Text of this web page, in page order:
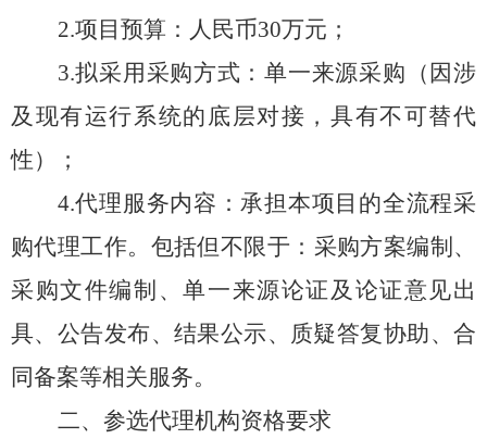
2.项目预算：人民币30万元 ；
3.拟采用采购方式：单一来源采购（因涉
及现有运行系统的底层对接，具有不可替代
性）
；
4.代理服务内容：承担本项目的全流程采
购代理工作。包括但不限于： 采购方案编制、
采购文件编制、单一来源论证及论证意见出
具、 公告发布、结果公示、质疑答复协助、合
同备案等相关服务。
二、 参选代理机构资格要求